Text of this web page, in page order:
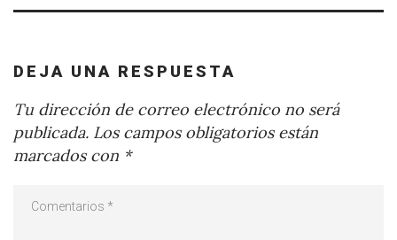
DEJA UNA RESPUESTA
Tu dirección de correo electrónico no será
publicada. Los campos obligatorios están
marcados con *